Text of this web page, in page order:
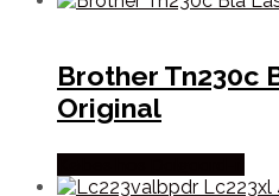
Brother Tn230c
Original